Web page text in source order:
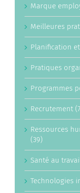
Marque
Meilleures
Planification
Pratiques
Programmes
Recrutement
Ressources
(39)
Santé au
Technologies